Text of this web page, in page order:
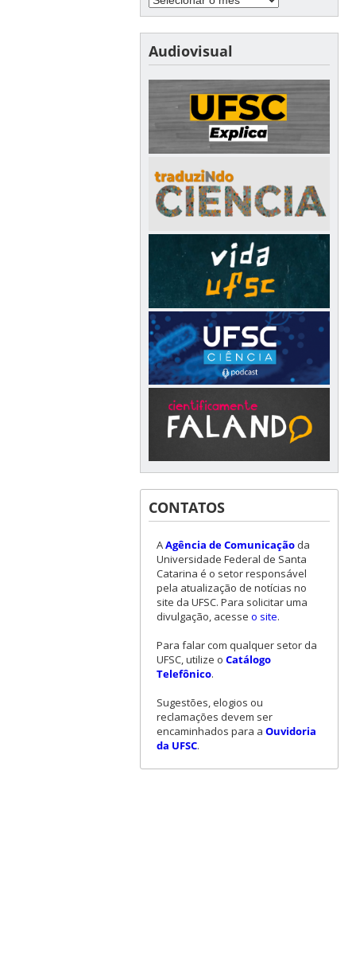
Audiovisual
CONTATOS
AAgência de Comunicaçãoda
Universidade Federal de Santa
Catarina é o setor responsável
pela atualização de notícias no
site da UFSC. Para solicitar uma
divulgação, acesse o site.
Para falar com qualquer setor da
UFSC, utilize o Catálogo
Telefônico.
Sugestões, elogios ou
reclamações devem ser
encaminhados para a Ouvidoria
da UFSC.